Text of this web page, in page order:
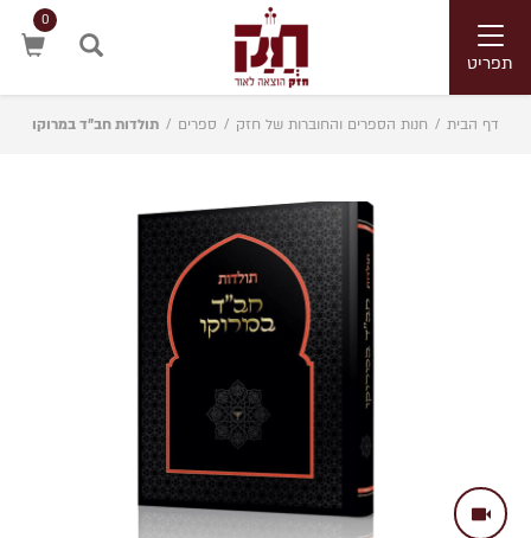
Toggle
navigationתפריט
0
דף הבית / חנות הספרים והחוברות של חזק / ספרים / תולדות חב”ד במרוקו